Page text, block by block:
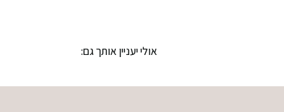
אולי יעניין אותך גם: